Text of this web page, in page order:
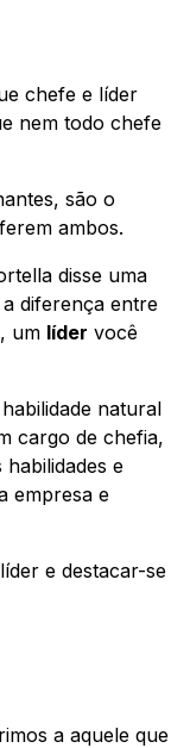
chefe e líder
nem todo chefe
são o
ambos.
disse uma
diferença entre
um líder você
natural
cargo de chefia,
e
empresa e
e destacar-se
a aquele que